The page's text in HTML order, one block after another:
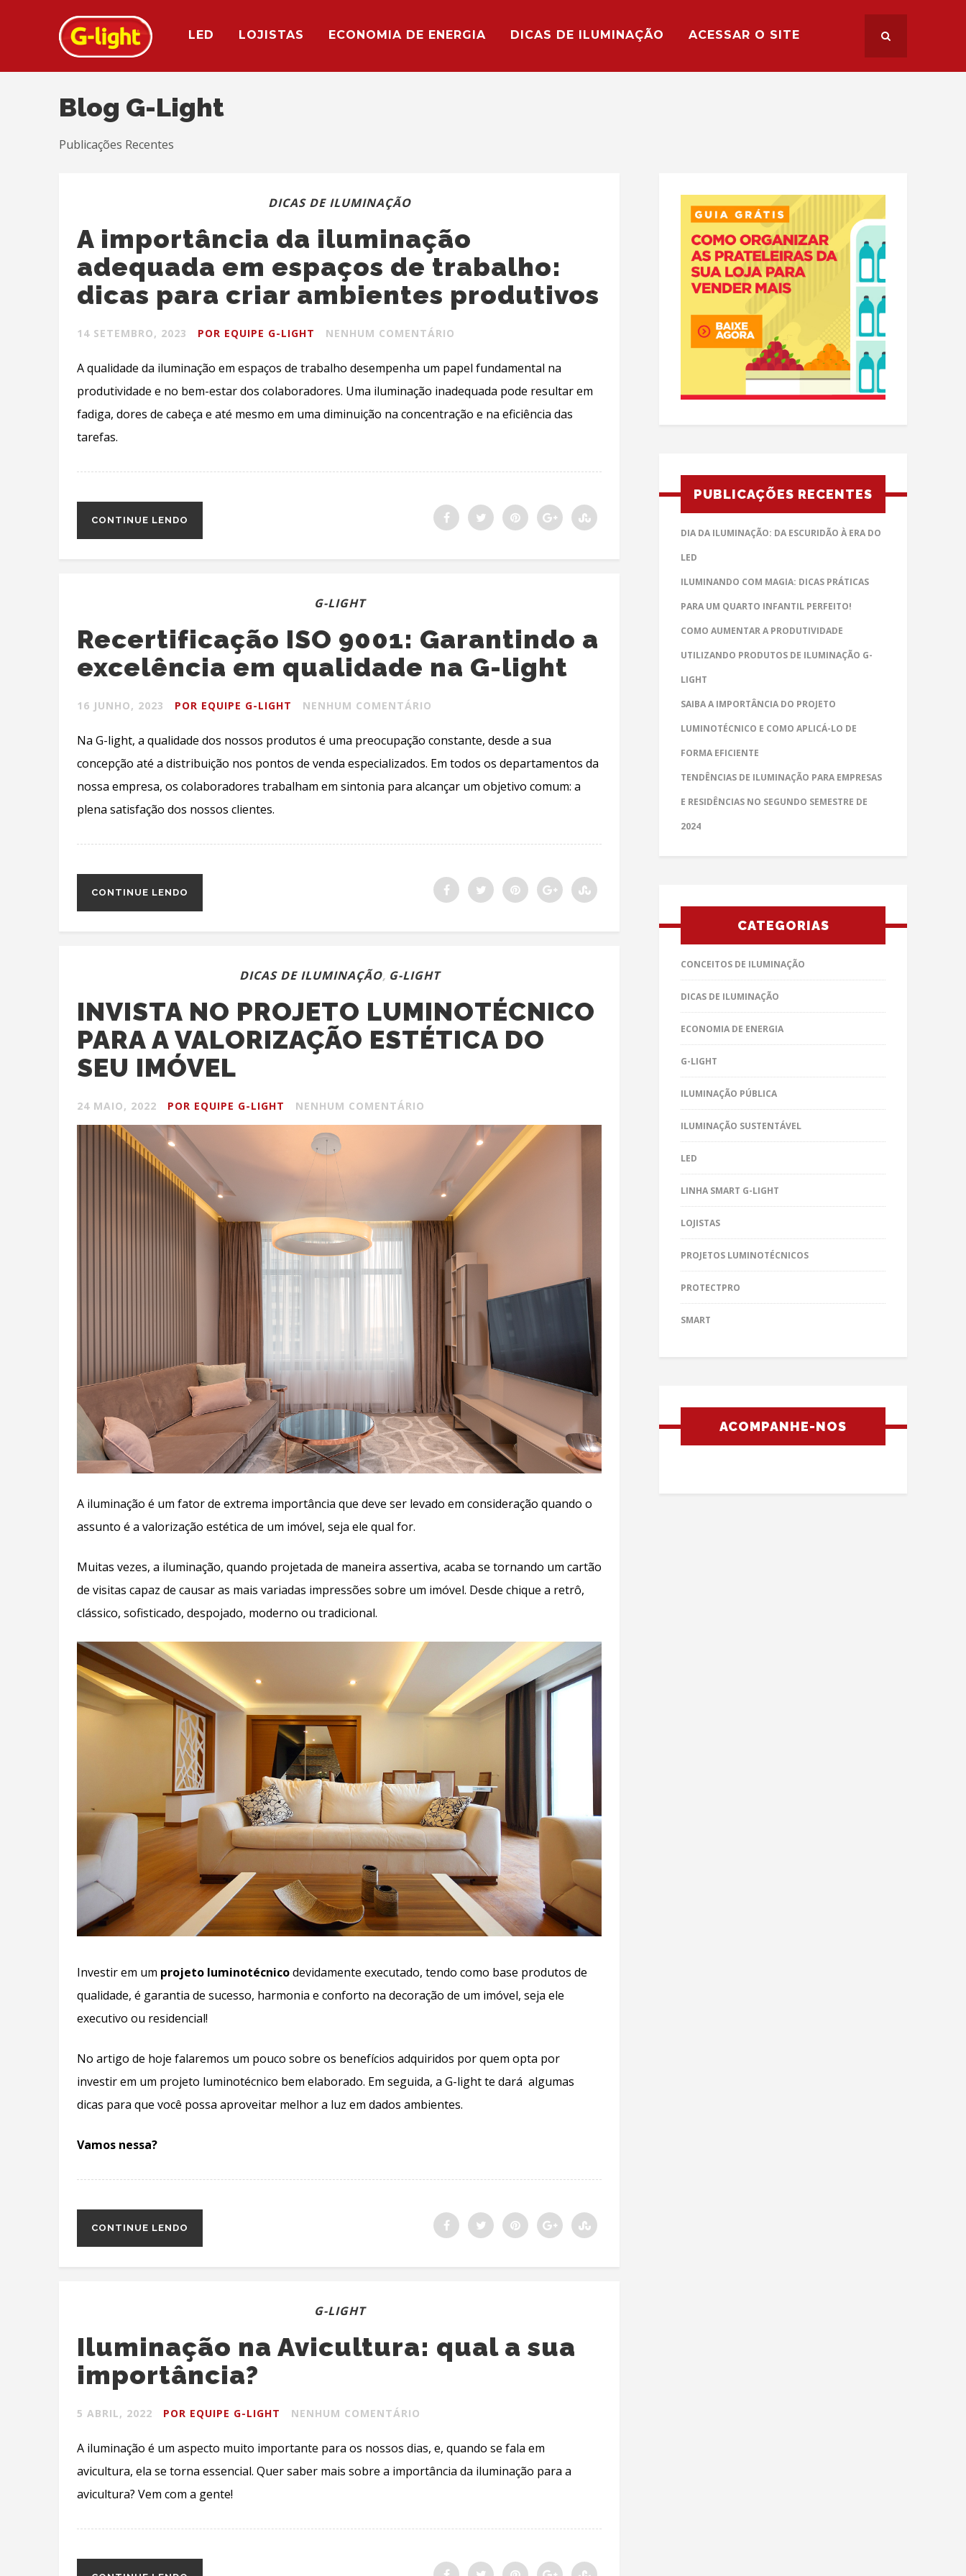
LED LOJISTAS ECONOMIA DE ENERGIA DICAS DE ILUMINAÇÃO ACESSAR O SITE
Blog G-Light
Publicações Recentes
DICAS DE ILUMINAÇÃO
A importância da iluminação
adequada em espaços de trabalho:
dicas para criar ambientes produtivos
14 SETEMBRO, 2023 POR EQUIPE G-LIGHT NENHUM COMENTÁRIO
A qualidade da iluminação em espaços de trabalho desempenha um papel fundamental na
produtividade e no bem-estar dos colaboradores. Uma iluminação inadequada pode resultar em
fadiga, dores de cabeça e até mesmo em uma diminuição na concentração e na eficiência das
tarefas.
CONTINUE LENDO
G-LIGHT
Recertificação ISO 9001: Garantindo a
excelência em qualidade na G-light
16 JUNHO, 2023 POR EQUIPE G-LIGHT NENHUM COMENTÁRIO
Na G-light, a qualidade dos nossos produtos é uma preocupação constante, desde a sua
concepção até a distribuição nos pontos de venda especializados. Em todos os departamentos da
nossa empresa, os colaboradores trabalham em sintonia para alcançar um objetivo comum: a
plena satisfação dos nossos clientes.
CONTINUE LENDO
DICAS DE ILUMINAÇÃO, G-LIGHT
INVISTA NO PROJETO LUMINOTÉCNICO
PARA A VALORIZAÇÃO ESTÉTICA DO
SEU IMÓVEL
24 MAIO, 2022 POR EQUIPE G-LIGHT NENHUM COMENTÁRIO
A iluminação é um fator de extrema importância que deve ser levado em consideração quando o
assunto é a valorização estética de um imóvel, seja ele qual for.
Muitas vezes, a iluminação, quando projetada de maneira assertiva, acaba se tornando um cartão
de visitas capaz de causar as mais variadas impressões sobre um imóvel. Desde chique a retrô,
clássico, sofisticado, despojado, moderno ou tradicional.
Investir em um projeto luminotécnicodevidamente executado, tendo como base produtos de
qualidade, é garantia de sucesso, harmonia e conforto na decoração de um imóvel, seja ele
executivo ou residencial!
No artigo de hoje falaremos um pouco sobre os benefícios adquiridos por quem opta por
investir em um projeto luminotécnico bem elaborado. Em seguida, a G-light te dará algumas
dicas para que você possa aproveitar melhor a luz em dados ambientes.
Vamos nessa?
CONTINUE LENDO
G-LIGHT
Iluminação na Avicultura: qual a sua
importância?
5 ABRIL, 2022 POR EQUIPE G-LIGHT NENHUM COMENTÁRIO
A iluminação é um aspecto muito importante para os nossos dias, e, quando se fala em
avicultura, ela se torna essencial. Quer saber mais sobre a importância da iluminação para a
avicultura? Vem com a gente!
PUBLICAÇÕES RECENTES
DIA DA ILUMINAÇÃO: DA ESCURIDÃO À ERA DO
LED
ILUMINANDO COM MAGIA: DICAS PRÁTICAS
PARA UM QUARTO INFANTIL PERFEITO!
COMO AUMENTAR A PRODUTIVIDADE
UTILIZANDO PRODUTOS DE ILUMINAÇÃO G-
LIGHT
SAIBA A IMPORTÂNCIA DO PROJETO
LUMINOTÉCNICO E COMO APLICÁ-LO DE
FORMA EFICIENTE
TENDÊNCIAS DE ILUMINAÇÃO PARA EMPRESAS
E RESIDÊNCIAS NO SEGUNDO SEMESTRE DE
2024
CATEGORIAS
CONCEITOS DE ILUMINAÇÃO
DICAS DE ILUMINAÇÃO
ECONOMIA DE ENERGIA
G-LIGHT
ILUMINAÇÃO PÚBLICA
ILUMINAÇÃO SUSTENTÁVEL
LED
LINHA SMART G-LIGHT
LOJISTAS
PROJETOS LUMINOTÉCNICOS
PROTECTPRO
SMART
ACOMPANHE-NOS